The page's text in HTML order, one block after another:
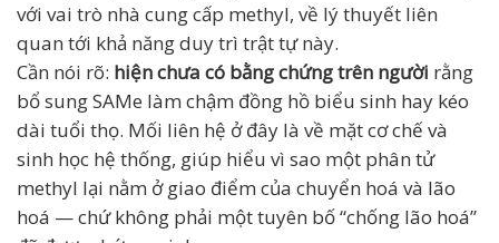
với vai trò nhà cung cấp methyl, về lý thuyết liên
quan tới khả năng duy trì trật tự này.
Cần nói rõ: hiện chưa có bằng chứng trên người rằng
bổ sung SAMe làm chậm đồng hồ biểu sinh hay kéo
dài tuổi thọ. Mối liên hệ ở đây là về mặt cơ chế và
sinh học hệ thống, giúp hiểu vì sao một phân tử
methyl lại nằm ở giao điểm của chuyển hoá và lão
hoá — chứ không phải một tuyên bố “chống lão hoá”